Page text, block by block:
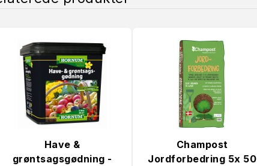
Have &
grøntsagsgødning -
Champost
Jordforbedring 5x 50